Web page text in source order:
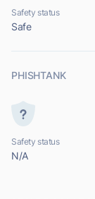
Safety status
Safe
PHISHTANK
Safety status
N/A